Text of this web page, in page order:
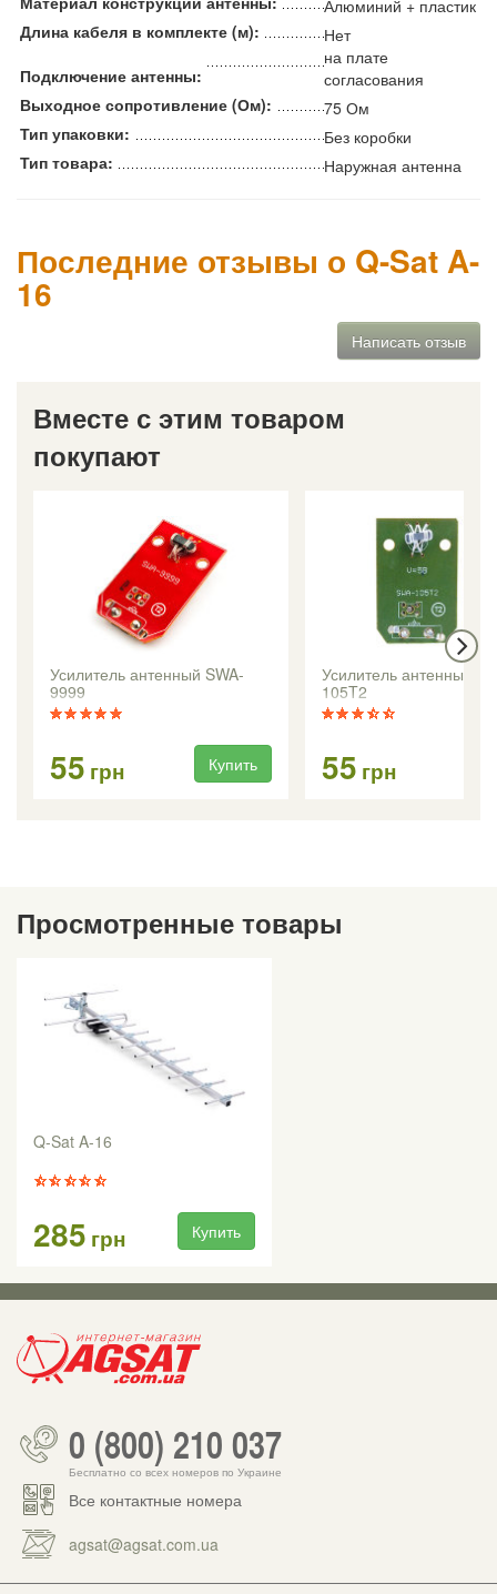
Алюминий + пластик
Длина кабеля в комплекте (м):
Нет
Подключение антенны:
на плате
согласования
Выходное сопротивление (Ом):
75 Ом
Тип упаковки:
Без коробки
Тип товара:
Наружная антенна
Последние отзывы о Q-Sat A-
16
Написать отзыв
Вместе с этим товаром
покупают
Усилитель антенный SWA-
9999
55 грн Купить
Усилитель антенный
105T2
55 грн
Просмотренные товары
Q-Sat A-16
285 грн Купить
0 (800) 210 037
Бесплатно со всех номеров по Украине
Все контактные номера
agsat@agsat.com.ua